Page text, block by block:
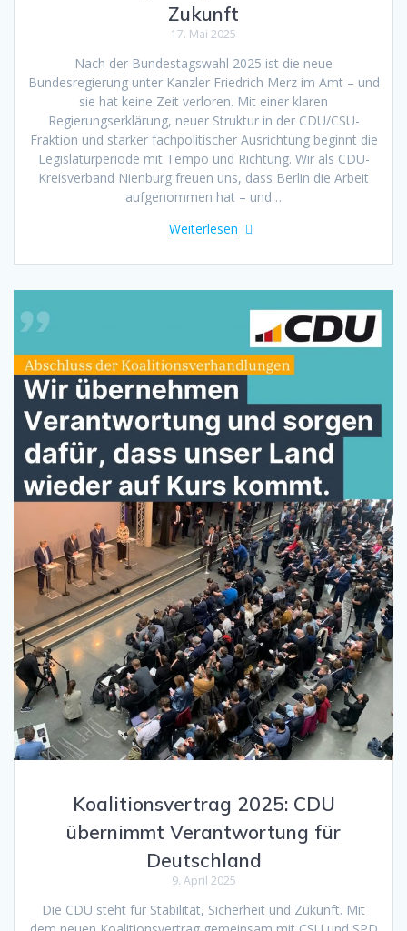
Zukunft
17. Mai 2025
Nach der Bundestagswahl 2025 ist die neue
Bundesregierung unter Kanzler Friedrich Merz im Amt – und
sie hat keine Zeit verloren. Mit einer klaren
Regierungserklärung, neuer Struktur in der CDU/CSU-
Fraktion und starker fachpolitischer Ausrichtung beginnt die
Legislaturperiode mit Tempo und Richtung. Wir als CDU-
Kreisverband Nienburg freuen uns, dass Berlin die Arbeit
aufgenommen hat – und…
Weiterlesen
Koalitionsvertrag 2025: CDU
übernimmt Verantwortung für
Deutschland
9. April 2025
Die CDU steht für Stabilität, Sicherheit und Zukunft. Mit